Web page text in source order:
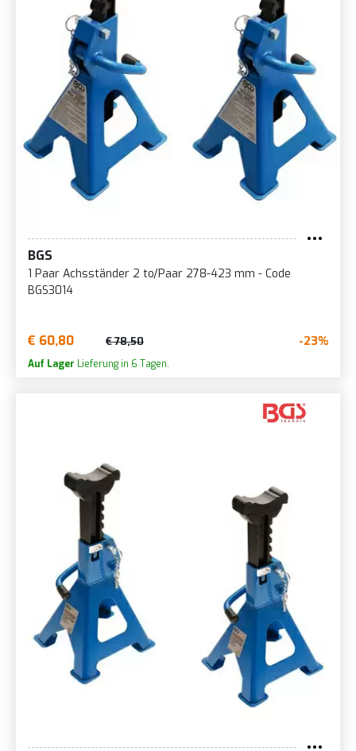
BGS
1 Paar Achsständer 2 to/Paar 278-423 mm - Code
BGS3014
€ 60,80 € 78,50 -23%
Auf Lager Lieferung in 6 Tagen.